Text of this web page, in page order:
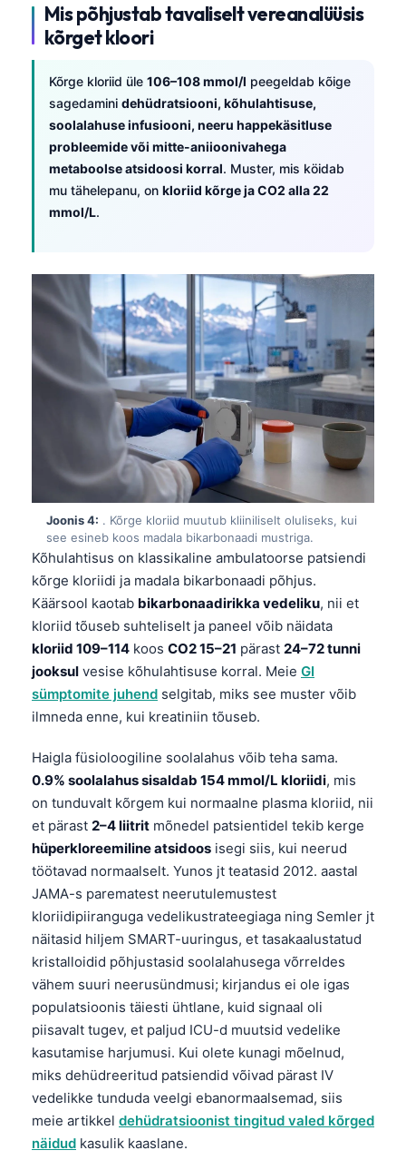
Mis põhjustab tavaliselt vereanalüüsis
kõrget kloori
Kõrge kloriid üle 106–108 mmol/l peegeldab kõige
sagedamini dehüdratsiooni, kõhulahtisuse,
soolalahuse infusiooni, neeru happekäsitluse
probleemide või mitte-aniioonivahega
metaboolse atsidoosi korral. Muster, mis köidab
mu tähelepanu, on kloriid kõrge ja CO2 alla 22
mmol/L.
Joonis 4: . Kõrge kloriid muutub kliiniliselt oluliseks, kui
see esineb koos madala bikarbonaadi mustriga.
Kõhulahtisus on klassikaline ambulatoorse patsiendi
kõrge kloriidi ja madala bikarbonaadi põhjus.
Käärsool kaotab bikarbonaadirikka vedeliku, nii et
kloriid tõuseb suhteliselt ja paneel võib näidata
kloriid 109–114 koos CO2 15–21 pärast 24–72 tunni
jooksul vesise kõhulahtisuse korral. Meie GI
sümptomite juhend selgitab, miks see muster võib
ilmneda enne, kui kreatiniin tõuseb.
Haigla füsioloogiline soolalahus võib teha sama.
0.9% soolalahus sisaldab 154 mmol/L kloriidi, mis
on tunduvalt kõrgem kui normaalne plasma kloriid, nii
et pärast 2–4 liitrit mõnedel patsientidel tekib kerge
hüperkloreemiline atsidoos isegi siis, kui neerud
töötavad normaalselt. Yunos jt teatasid 2012. aastal
JAMA-s parematest neerutulemustest
kloriidipiiranguga vedelikustrateegiaga ning Semler jt
näitasid hiljem SMART-uuringus, et tasakaalustatud
kristalloidid põhjustasid soolalahusega võrreldes
vähem suuri neerusündmusi; kirjandus ei ole igas
populatsioonis täiesti ühtlane, kuid signaal oli
piisavalt tugev, et paljud ICU-d muutsid vedelike
kasutamise harjumusi. Kui olete kunagi mõelnud,
miks dehüdreeritud patsiendid võivad pärast IV
vedelikke tunduda veelgi ebanormaalsemad, siis
meie artikkel dehüdratsioonist tingitud valed kõrged
näidud kasulik kaaslane.